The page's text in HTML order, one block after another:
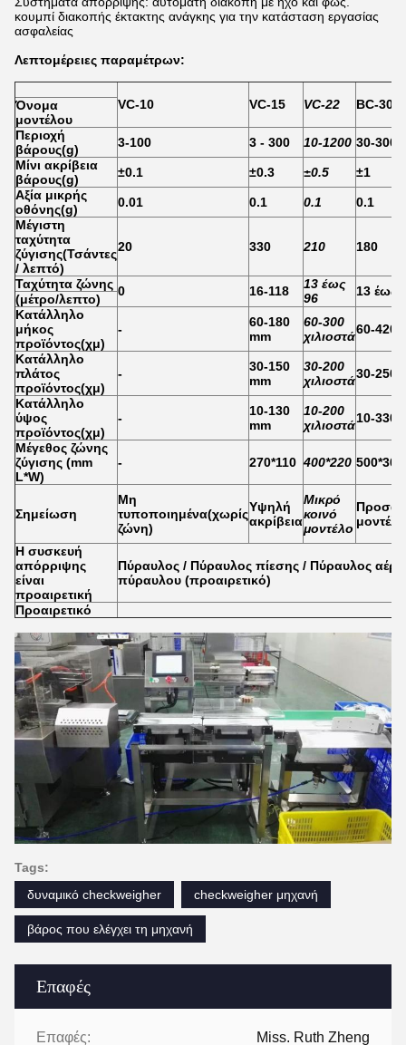
Επαφές
Επαφές: Miss. Ruth Zheng
κουμπί διακοπής έκτακτης ανάγκης για την κατάσταση εργασίας
ασφαλείας
Λεπτομέρειες παραμέτρων:
VC-10 VC-15 VC-22 ΒC-30
Όνομα
μοντέλου
Περιοχή
βάρους(g) 3-100 3 - 300 10-1200 30-3000
Μίνι ακρίβεια
βάρους(g) ±0.1 ±0.3 ±0.5
±1
Αξία μικρής
οθόνης(g) 0.01 0.1 0.1
0.1
Μέγιστη
ταχύτητα
ζύγισης(Τσάντες
/ λεπτό)
20 330 210 180
Ταχύτητα ζώνης 0 16-118
13 έως
96
13 έως
(μέτρο/λεπτο)
Κατάλληλο
μήκος
προϊόντος(χμ)
-
60-180
mm
60-300
χιλιοστά60-420
Κατάλληλο
πλάτος
προϊόντος(χμ)
-
30-150
mm
30-200
χιλιοστά30-250
Κατάλληλο
ύψος
προϊόντος(χμ)
-
10-130
mm
10-200
χιλιοστά10-330
Μέγεθος ζώνης
ζύγισης (mm
L*W)
- 270*110 400*220 500*300
Σημείωση
Μη
τυποποιημένα(χωρίς
ζώνη)
Υψηλή
ακρίβεια
Μικρό
κοινό
μοντέλο μοντέλο
Η συσκευή
απόρριψης
είναι
προαιρετική
Πύραυλος / Πύραυλος πίεσης / Πύραυλος
πύραυλου (προαιρετικό)
Προαιρετικό
Tags:
δυναμικό checkweigher
checkweigher μηχανή
βάρος που ελέγχει τη μηχανή